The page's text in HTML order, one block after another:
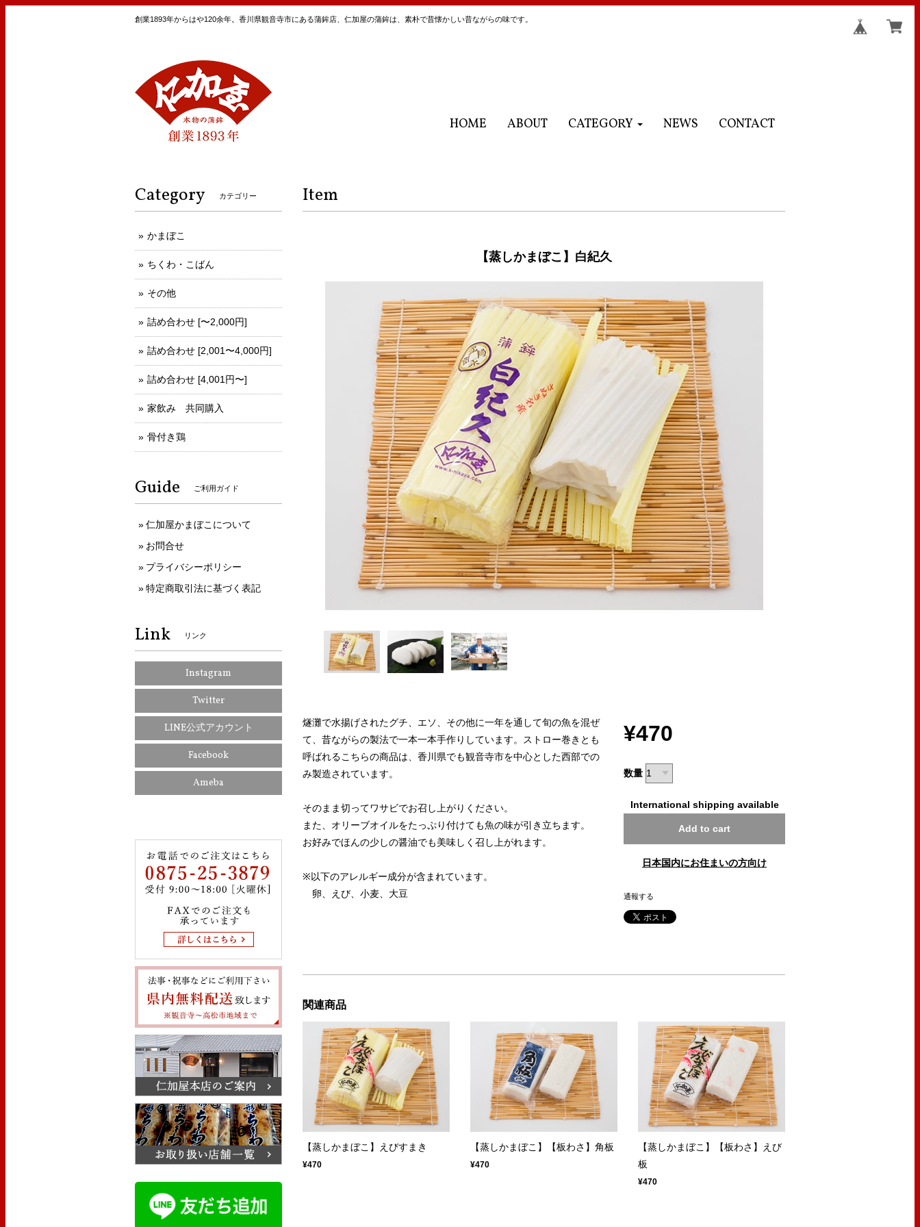
創業1893年からはや120余年。香川県観音寺市にある蒲鉾店、仁加屋の蒲鉾は、素朴で昔懐かしい昔ながらの味です。
HOME ABOUT CATEGORY NEWS CONTACT
Item
【蒸しかまぼこ】白紀久
燧灘で水揚げされたグチ、エソ、その他に一年を通して旬の魚を混ぜ
て、昔ながらの製法で一本一本手作りしています。ストロー巻きとも
呼ばれるこちらの商品は、香川県でも観音寺市を中心とした西部での
み製造されています。
そのまま切ってワサビでお召し上がりください。
また、オリーブオイルをたっぷり付けても魚の味が引き立ちます。
お好みでほんの少しの醤油でも美味しく召し上がれます。
※以下のアレルギー成分が含まれています。
卵、えび、小麦、大豆
¥470
数量
International shipping available
Add to cart
日本国内にお住まいの方向け
通報する
関連商品
【蒸しかまぼこ】えびすまき
¥470
【蒸しかまぼこ】【板わさ】角板
¥470
【蒸しかまぼこ】【板わさ】えび
板
¥470
Category カテゴリー
かまぼこ
ちくわ・こばん
その他
詰め合わせ [〜2,000円]
詰め合わせ [2,001〜4,000円]
詰め合わせ [4,001円〜]
家飲み 共同購入
骨付き鶏
Guide ご利用ガイド
仁加屋かまぼこについて
お問合せ
プライバシーポリシー
特定商取引法に基づく表記
Link リンク
Instagram
Twitter
LINE公式アカウント
Facebook
Ameba